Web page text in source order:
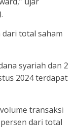
dari total saham
syariah dan 2
2024 terdapat
transaksi
dari total